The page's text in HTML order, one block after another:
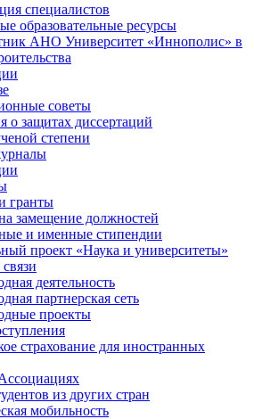
специалистов
образовательные ресурсы
АНО Университет «Иннополис» в
советы
о защитах диссертаций
степени
гранты
замещение должностей
и именные стипендии
проект «Наука и университеты»
деятельность
партнерская сеть
проекты
страхование для иностранных
из других стран
мобильность